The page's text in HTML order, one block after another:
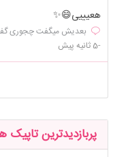
هعیییی😄✨
بعدیش میگفت چجوری
-5 ثانیه پیش
پربازدیدترین تاپیک